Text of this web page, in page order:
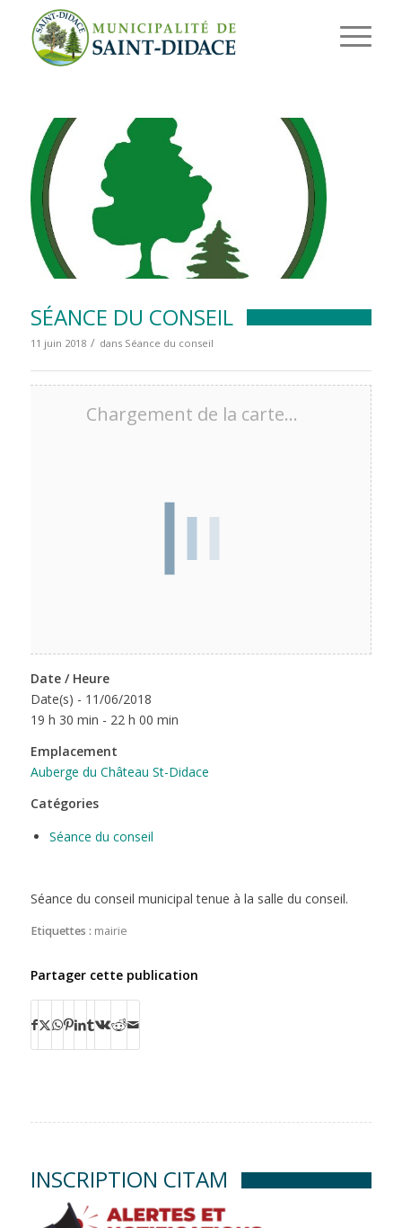
SÉANCE DU CONSEIL
11 juin 2018 / dans Séance du conseil
Chargement de la carte…
Date / Heure
Date(s) - 11/06/2018
19 h 30 min - 22 h 00 min
Emplacement
Auberge du Château St-Didace
Catégories
Séance du conseil
Séance du conseil municipal tenue à la salle du conseil.
Etiquettes : mairie
Partager cette publication
INSCRIPTION CITAM